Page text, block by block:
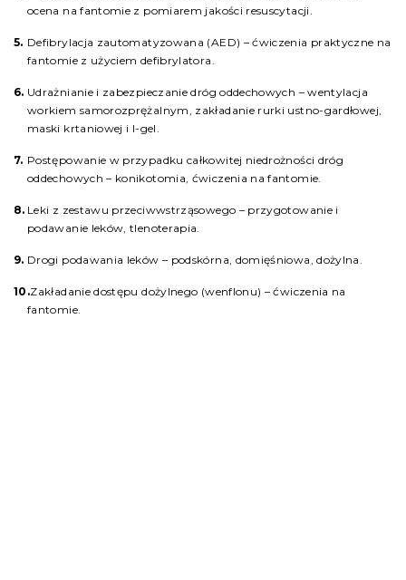
ocena na fantomie z pomiarem jakości resuscytacji.
Defibrylacja zautomatyzowana (AED) – ćwiczenia praktyczne na
fantomie z użyciem defibrylatora.
Udrażnianie i zabezpieczanie dróg oddechowych – wentylacja
workiem samorozprężalnym, zakładanie rurki ustno-gardłowej,
maski krtaniowej i I-gel.
Postępowanie w przypadku całkowitej niedrożności dróg
oddechowych – konikotomia, ćwiczenia na fantomie.
Leki z zestawu przeciwwstrząsowego – przygotowanie i
podawanie leków, tlenoterapia.
Drogi podawania leków – podskórna, domięśniowa, dożylna.
Zakładanie dostępu dożylnego (wenflonu) – ćwiczenia na
fantomie.